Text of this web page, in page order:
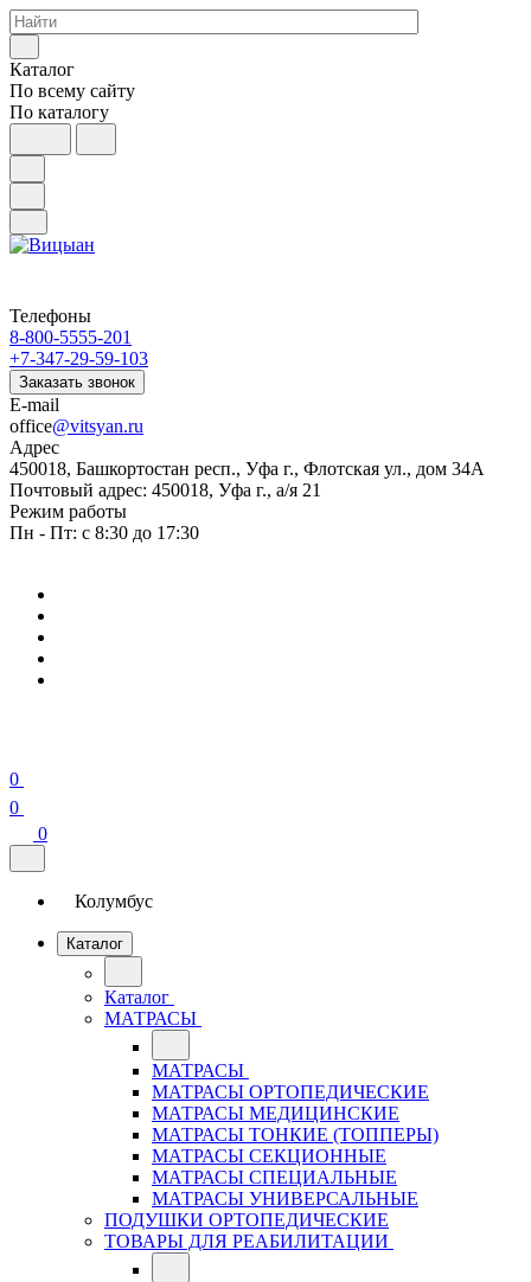
Каталог
По всему сайту
По каталогу
Телефоны
8-800-5555-201
+7-347-29-59-103
Заказать звонок
E-mail
office@vitsyan.ru
Адрес
450018, Башкортостан респ., Уфа г., Флотская ул., дом 34А
Почтовый адрес: 450018, Уфа г., а/я 21
Режим работы
Пн - Пт: с 8:30 до 17:30
0
0
0
Колумбус
Каталог
Каталог
МАТРАСЫ
МАТРАСЫ
МАТРАСЫ ОРТОПЕДИЧЕСКИЕ
МАТРАСЫ МЕДИЦИНСКИЕ
МАТРАСЫ ТОНКИЕ (ТОППЕРЫ)
МАТРАСЫ СЕКЦИОННЫЕ
МАТРАСЫ СПЕЦИАЛЬНЫЕ
МАТРАСЫ УНИВЕРСАЛЬНЫЕ
ПОДУШКИ ОРТОПЕДИЧЕСКИЕ
ТОВАРЫ ДЛЯ РЕАБИЛИТАЦИИ